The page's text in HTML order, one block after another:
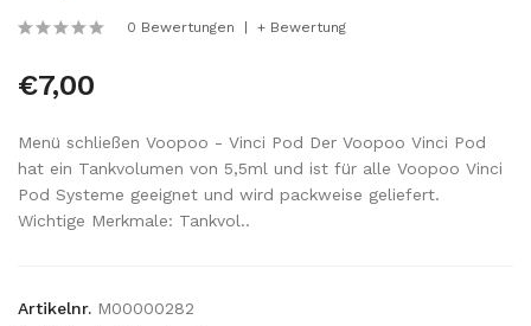
0 Bewertungen + Bewertung
€7,00
Menü schließen Voopoo - Vinci Pod Der Voopoo Vinci Pod
hat ein Tankvolumen von 5,5ml und ist für alle Voopoo Vinci
Pod Systeme geeignet und wird packweise geliefert.
Wichtige Merkmale: Tankvol..
Artikelnr. M00000282